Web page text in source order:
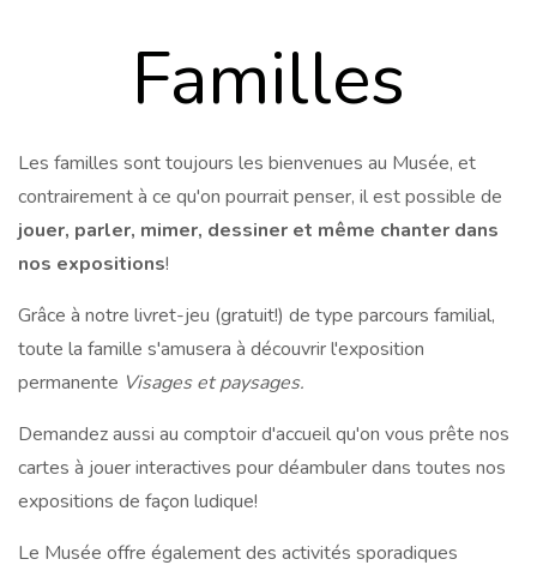
Familles
Les familles sont toujours les bienvenues au Musée, et
contrairement à ce qu'on pourrait penser, il est possible de
jouer, parler, mimer, dessiner et même chanter dans
nos expositions!
Grâce à notre livret-jeu (gratuit!) de type parcours familial,
toute la famille s'amusera à découvrir l'exposition
permanente Visages et paysages.
Demandez aussi au comptoir d'accueil qu'on vous prête nos
cartes à jouer interactives pour déambuler dans toutes nos
expositions de façon ludique!
Le Musée offre également des activités sporadiques